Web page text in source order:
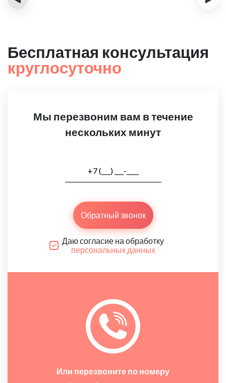
Бесплатная консультация
круглосуточно
Мы перезвоним вам в течение
нескольких минут
Обратный звонок
Даю согласие на обработку
персональных данных
Или перезвоните по номеру